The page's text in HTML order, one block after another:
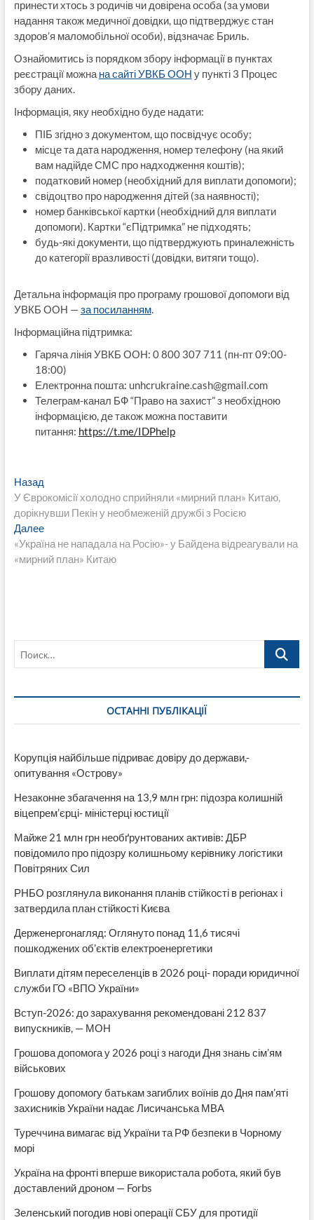
принести хтось з родичів чи довірена особа (за умови
надання також медичної довідки, що підтверджує стан
здоров’я маломобільної особи), відзначає Бриль.
Ознайомитись із порядком збору інформації в пунктах
реєстрації можна на сайті УВКБ ООН у пункті 3 Процес
збору даних.
Інформація, яку необхідно буде надати:
ПІБ згідно з документом, що посвідчує особу;
місце та дата народження, номер телефону (на який
вам надійде СМС про надходження коштів);
податковий номер (необхідний для виплати допомоги);
свідоцтво про народження дітей (за наявності);
номер банківської картки (необхідний для виплати
допомоги). Картки “єПідтримка” не підходять;
будь-які документи, що підтверджують приналежність
до категорії вразливості (довідки, витяги тощо).
Детальна інформація про програму грошової допомоги від
УВКБ ООН —за посиланням.
Інформаційна підтримка:
Гаряча лінія УВКБ ООН: 0 800 307 711 (пн-пт 09:00-
18:00)
Електронна пошта: unhcrukraine.cash@gmail.com
Телеграм-канал БФ “Право на захист” з необхідною
інформацією, де також можна поставити
питання: https://t.me/IDPhelp
Навигация
по
записям
НазадПредыдущая
запись:
У Єврокомісії холодно сприйняли «мирний план» Китаю,
дорікнувши Пекін у необмеженій дружбі з Росією
ДалееСледующая
запись:
«Україна не нападала на Росію»- у Байдена відреагували на
«мирний план» Китаю
Поиск…
ОСТАННІ ПУБЛІКАЦІЇ
Корупція найбільше підриває довіру до держави,-
опитування «Острову»
Незаконне збагачення на 13,9 млн грн: підозра колишній
віцепрем’єрці- міністерці юстиції
Майже 21 млн грн необґрунтованих активів: ДБР
повідомило про підозру колишньому керівнику логістики
Повітряних Сил
РНБО розглянула виконання планів стійкості в регіонах і
затвердила план стійкості Києва
Держенергонагляд: Оглянуто понад 11,6 тисячі
пошкоджених об’єктів електроенергетики
Виплати дітям переселенців в 2026 році- поради юридичної
служби ГО «ВПО України»
Вступ-2026: до зарахування рекомендовані 212 837
випускників, — МОН
Грошова допомога у 2026 році з нагоди Дня знань сім’ям
військових
Грошову допомогу батькам загиблих воїнів до Дня пам’яті
захисників України надає Лисичанська МВА
Туреччина вимагає від України та РФ безпеки в Чорному
морі
Україна на фронті вперше використала робота, який був
доставлений дроном — Forbs
Зеленський погодив нові операції СБУ для протидії